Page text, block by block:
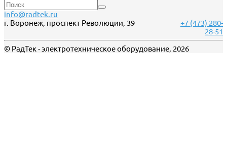
info@radtek.ru
г. Воронеж, проспект Революции, 39
+7 (473) 280-
28-51
© РадТек - электротехническое оборудование, 2026